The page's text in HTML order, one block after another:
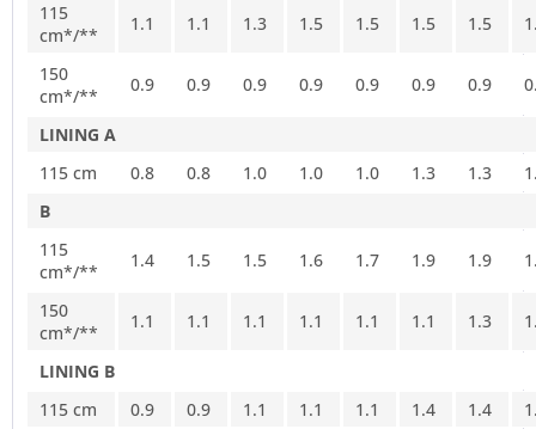
115
cm*/**
1.1 1.1 1.3 1.5 1.5 1.5 1.5
150
cm*/**
0.9 0.9 0.9 0.9 0.9 0.9 0.9
LINING A
115 cm
0.8 0.8 1.0 1.0 1.0 1.3 1.3
B
115
cm*/**
1.4 1.5 1.5 1.6 1.7 1.9 1.9
150
cm*/**
1.1 1.1 1.1 1.1 1.1 1.1 1.3
LINING B
115 cm
0.9 0.9 1.1 1.1 1.1 1.4 1.4